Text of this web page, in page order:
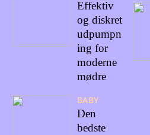
Effektiv
og diskret
udpumpn
ing for
moderne
mødre
BABY
Den
bedste